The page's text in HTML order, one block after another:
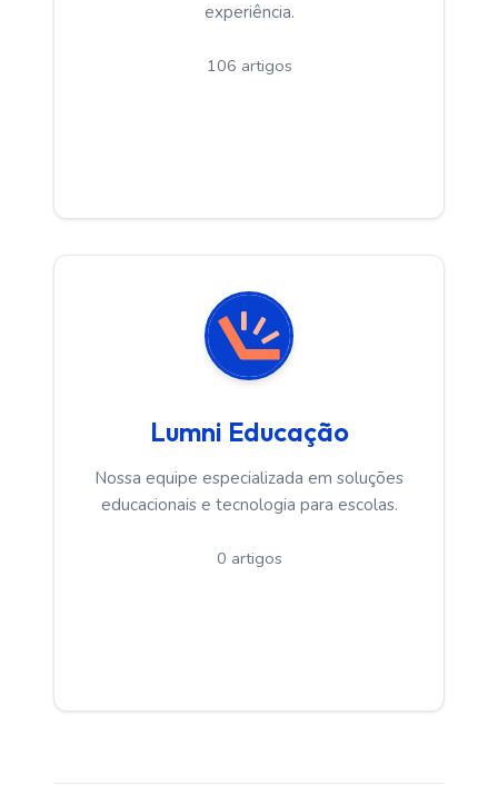
experiência.
106 artigos
Lumni Educação
Nossa equipe especializada em soluções
educacionais e tecnologia para escolas.
0 artigos